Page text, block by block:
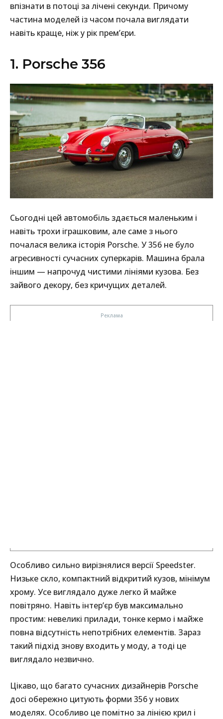
впізнати в потоці за лічені секунди. Причому
частина моделей із часом почала виглядати
навіть краще, ніж у рік прем’єри.
1. Porsche 356
Сьогодні цей автомобіль здається маленьким і
навіть трохи іграшковим, але саме з нього
почалася велика історія Porsche. У 356 не було
агресивності сучасних суперкарів. Машина брала
іншим — напрочуд чистими лініями кузова. Без
зайвого декору, без кричущих деталей.
Особливо сильно вирізнялися версії Speedster.
Низьке скло, компактний відкритий кузов, мінімум
хрому. Усе виглядало дуже легко й майже
повітряно. Навіть інтер’єр був максимально
простим: невеликі прилади, тонке кермо і майже
повна відсутність непотрібних елементів. Зараз
такий підхід знову входить у моду, а тоді це
виглядало незвично.
Цікаво, що багато сучасних дизайнерів Porsche
досі обережно цитують форми 356 у нових
моделях. Особливо це помітно за лінією крил і